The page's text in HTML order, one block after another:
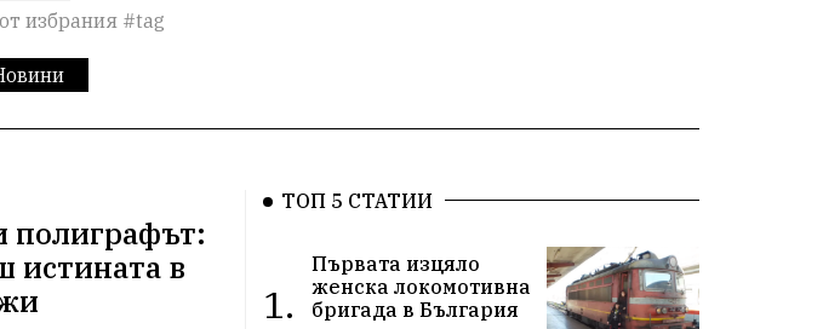
избрания #tag
полиграфът:
истината в
ТОП 5 СТАТИИ
1.
Първата изцяло
женска локомотивна
бригада в България